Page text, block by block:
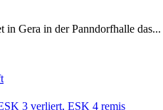
in Gera in der Panndorfhalle das...
3 verliert, ESK 4 remis